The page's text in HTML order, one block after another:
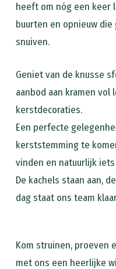
heeft om nóg een keer
buurten en opnieuw
snuiven.
Geniet van de knusse
aanbod aan kramen vol
kerstdecoraties.
Een perfecte
kerststemming te
vinden en natuurlijk
De kachels staan aan,
dag staat ons team
Kom struinen, proeven
met ons een heerlijke